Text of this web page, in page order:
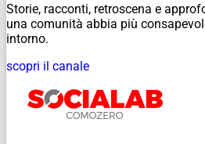
Storie, racconti, retroscena e
una comunità abbia più
intorno.
scopri il canale